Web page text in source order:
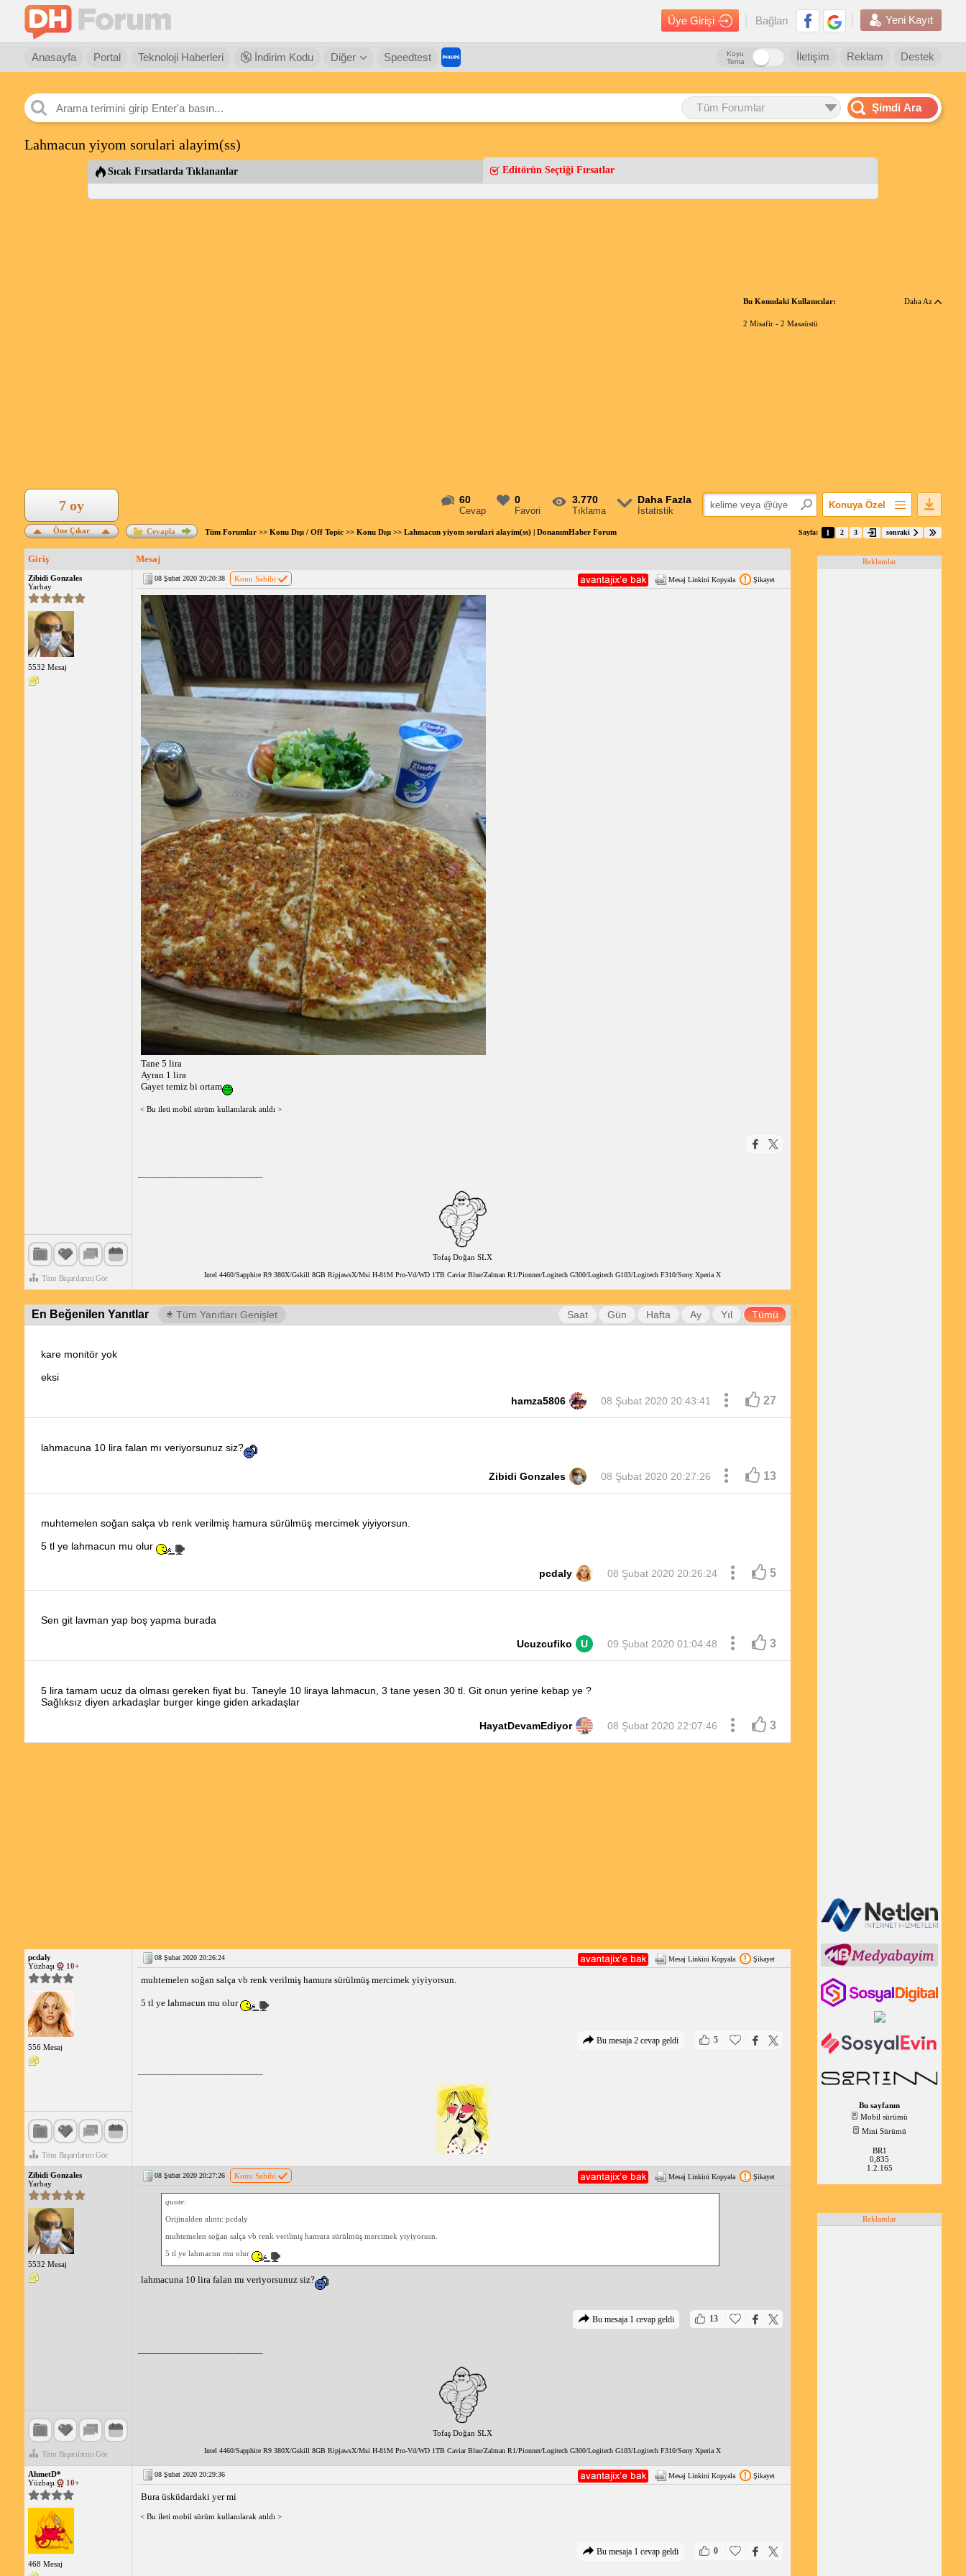
Üye Girişi Bağlan Yeni Kayıt
Anasayfa Portal Teknoloji Haberleri İndirim Kodu Diğer Speedtest Destek
Reklam
İletişim
Koyu
Tema
Tüm Forumlar Şimdi Ara
Lahmacun yiyom sorulari alayim(ss)
Sıcak Fırsatlarda Tıklananlar Editörün Seçtiği Fırsatlar
Bu Konudaki Kullanıcılar: Daha Az
2 Misafir - 2 Masaüstü
60
Cevap
0
Favori
3.770
Tıklama
Daha Fazla
İstatistik
Konuya Özel
Favorilerime Ekle
Popüler Mesajlar
Öne Çıkar
7 oy
Cevapla Tüm Forumlar>> Konu Dışı / Off Topic>> Konu Dışı>> Lahmacun yiyom sorulari alayim(ss) | DonanımHaber Forum Sayfa: 1 2 3 sonraki
Giriş Mesaj
Zibidi Gonzales
Yarbay
5532 Mesaj
Tüm Başarılarını Gör
08 Şubat 2020 20:20:38 Konu Sahibi Mesaj Linkini Kopyala Şikayet
Tane 5 lira
Ayran 1 lira
Gayet temiz bi ortam
< Bu ileti mobil sürüm kullanılarak atıldı >
Tofaş Doğan SLX
Intel 4460/Sapphire R9 380X/Gskill 8GB RipjawsX/Msi H-81M Pro-Vd/WD 1TB Caviar Blue/Zalman R1/Pionner/Logitech G300/Logitech G103/Logitech F310/Sony Xperia X
En Beğenilen Yanıtlar Tüm Yanıtları Genişlet Saat Gün Hafta Ay Yıl Tümü
kare monitör yok
eksi
hamza5806 08 Şubat 2020 20:43:41 27
lahmacuna 10 lira falan mı veriyorsunuz siz?
Zibidi Gonzales 08 Şubat 2020 20:27:26 13
muhtemelen soğan salça vb renk verilmiş hamura sürülmüş mercimek yiyiyorsun.
5 tl ye lahmacun mu olur
pcdaly 08 Şubat 2020 20:26:24 5
Sen git lavman yap boş yapma burada
Ucuzcufiko U 09 Şubat 2020 01:04:48 3
5 lira tamam ucuz da olması gereken fiyat bu. Taneyle 10 liraya lahmacun, 3 tane yesen 30 tl. Git onun yerine kebap ye ?
Sağlıksız diyen arkadaşlar burger kinge giden arkadaşlar
HayatDevamEdiyor 08 Şubat 2020 22:07:46 3
pcdaly
Yüzbaşı
10+
556 Mesaj
Tüm Başarılarını Gör
08 Şubat 2020 20:26:24 Mesaj Linkini Kopyala Şikayet
muhtemelen soğan salça vb renk verilmiş hamura sürülmüş mercimek yiyiyorsun.
5 tl ye lahmacun mu olur
5
Bu mesaja 2 cevap geldi
Zibidi Gonzales
Yarbay
5532 Mesaj
Tüm Başarılarını Gör
08 Şubat 2020 20:27:26 Konu Sahibi Mesaj Linkini Kopyala Şikayet
quote:
Orijinalden alıntı: pcdaly
muhtemelen soğan salça vb renk verilmiş hamura sürülmüş mercimek yiyiyorsun.
5 tl ye lahmacun mu olur
lahmacuna 10 lira falan mı veriyorsunuz siz?
13
Bu mesaja 1 cevap geldi
Tofaş Doğan SLX
Intel 4460/Sapphire R9 380X/Gskill 8GB RipjawsX/Msi H-81M Pro-Vd/WD 1TB Caviar Blue/Zalman R1/Pionner/Logitech G300/Logitech G103/Logitech F310/Sony Xperia X
AhmetD*
Yüzbaşı
10+
468 Mesaj
08 Şubat 2020 20:29:36 Mesaj Linkini Kopyala Şikayet
Bura üsküdardaki yer mi
< Bu ileti mobil sürüm kullanılarak atıldı >
0
Bu mesaja 1 cevap geldi
Reklamlar
Bu sayfanın
Mobil sürümü
Mini Sürümü
BR1
0,835
1.2.165
Reklamlar